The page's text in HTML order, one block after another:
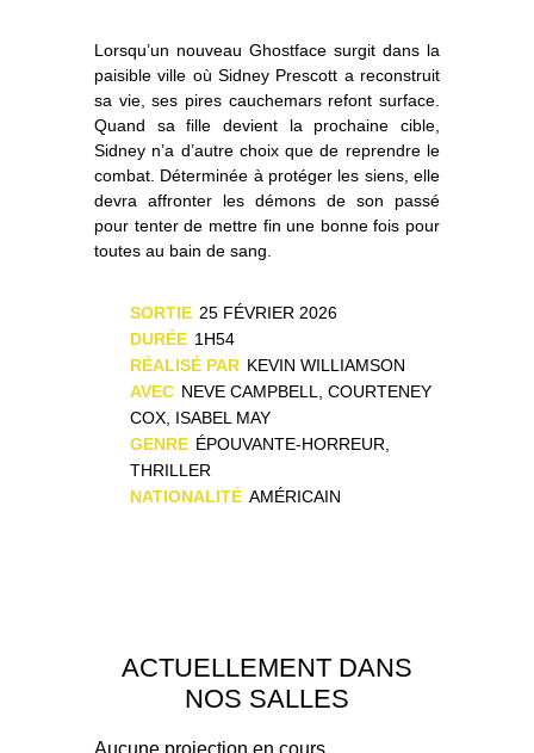
Lorsqu’un nouveau Ghostface surgit dans la
paisible ville où Sidney Prescott a reconstruit
sa vie, ses pires cauchemars refont surface.
Quand sa fille devient la prochaine cible,
Sidney n’a d’autre choix que de reprendre le
combat. Déterminée à protéger les siens, elle
devra affronter les démons de son passé
pour tenter de mettre fin une bonne fois pour
toutes au bain de sang.
SORTIE 25 FÉVRIER 2026
DURÉE 1H54
RÉALISÉ PAR KEVIN WILLIAMSON
AVEC NEVE CAMPBELL, COURTENEY
COX, ISABEL MAY
GENRE ÉPOUVANTE-HORREUR,
THRILLER
NATIONALITÉ AMÉRICAIN
ACTUELLEMENT DANS
NOS SALLES
Aucune projection en cours